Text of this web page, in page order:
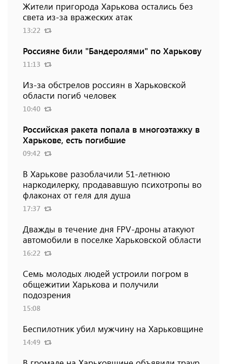
Жители пригорода Харькова остались без
света из-за вражеских атак
13:22
Россияне били "Бандеролями" по Харькову
11:13
Из-за обстрелов россиян в Харьковской
области погиб человек
10:40
Российская ракета попала в многоэтажку в
Харькове, есть погибшие
09:42
В Харькове разоблачили 51-летнюю
наркодилерку, продававшую психотропы во
флаконах от геля для душа
17:37
Дважды в течение дня FPV-дроны атакуют
автомобили в поселке Харьковской области
16:22
Семь молодых людей устроили погром в
общежитии Харькова и получили
подозрения
15:08
Беспилотник убил мужчину на Харьковщине
14:49